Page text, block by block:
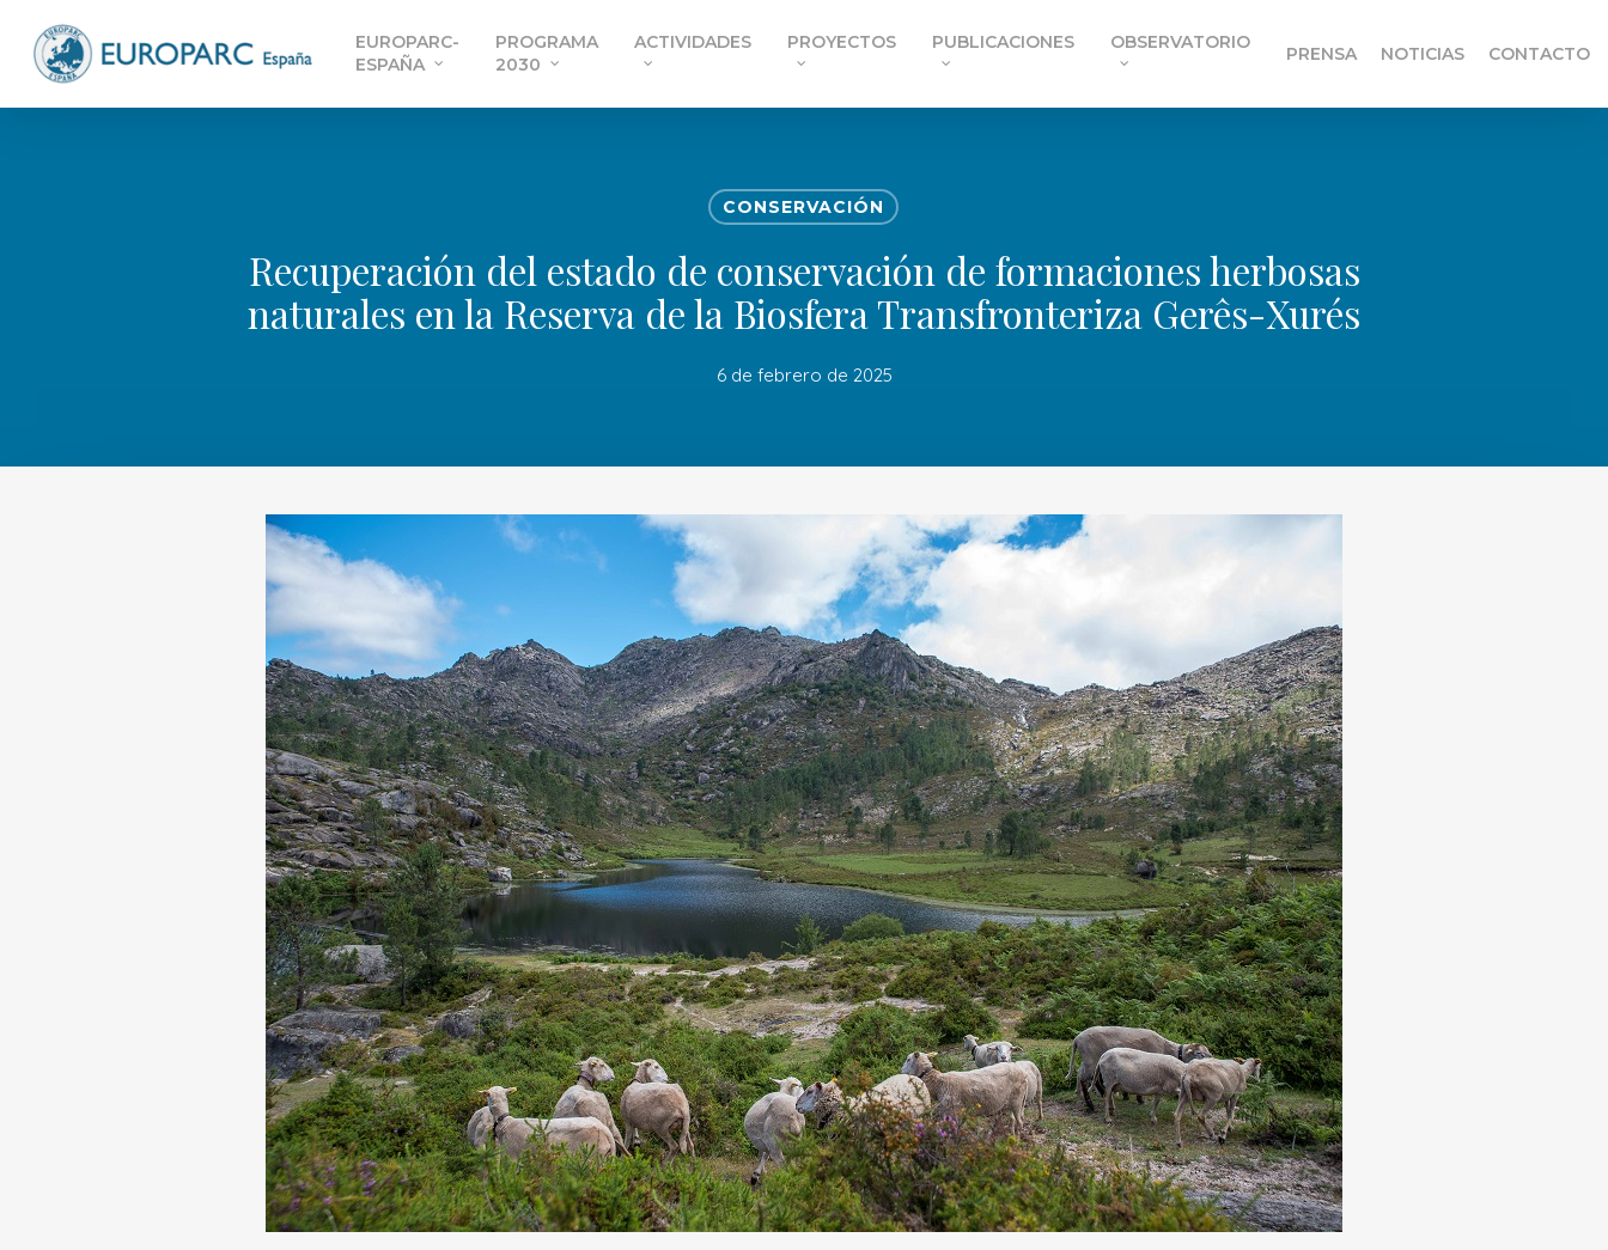
content
EUROPARC-
ESPAÑA
PROGRAMA
2030
ACTIVIDADES PROYECTOS PUBLICACIONES OBSERVATORIO
PRENSA NOTICIAS CONTACTO
CONSERVACIÓN
Recuperación del estado de conservación de formaciones herbosas
naturales en la Reserva de la Biosfera Transfronteriza Gerês-Xurés
6 de febrero de 2025